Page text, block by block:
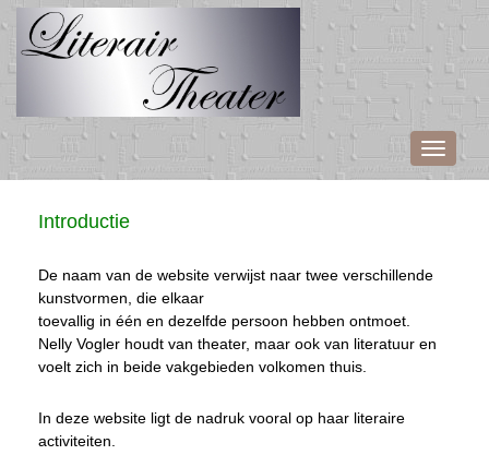
Toggle
Introductie
De naam van de website verwijst naar twee verschillende
kunstvormen, die elkaar
toevallig in één en dezelfde persoon hebben ontmoet.
Nelly Vogler houdt van theater, maar ook van literatuur en
voelt zich in beide vakgebieden volkomen thuis.
In deze website ligt de nadruk vooral op haar literaire
activiteiten.